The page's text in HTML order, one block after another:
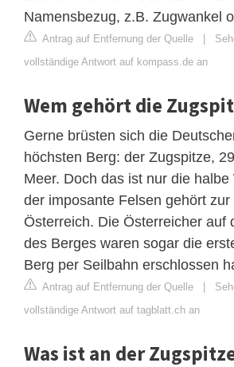
Namensbezug, z.B. Zugwankel
Antrag auf Entfernung der Quelle |
vollständige Antwort auf kompass.de an
Wem gehört die
Gerne brüsten sich die
höchsten Berg: der Zugspitze,
Meer. Doch das ist nur die halbe
der imposante Felsen gehört zur
Österreich. Die Österreicher auf
des Berges waren sogar die
Berg per Seilbahn erschlossen
Antrag auf Entfernung der Quelle |
vollständige Antwort auf tagblatt.ch an
Was ist an der